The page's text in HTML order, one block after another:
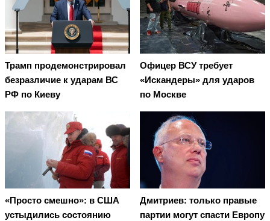
Трамп продемонстрировал
безразличие к ударам ВС
РФ по Киеву
Офицер ВСУ требует
«Искандеры» для ударов
по Москве
«Просто смешно»: в США
устыдились состоянию
Дмитриев: только правые
партии могут спасти Европу